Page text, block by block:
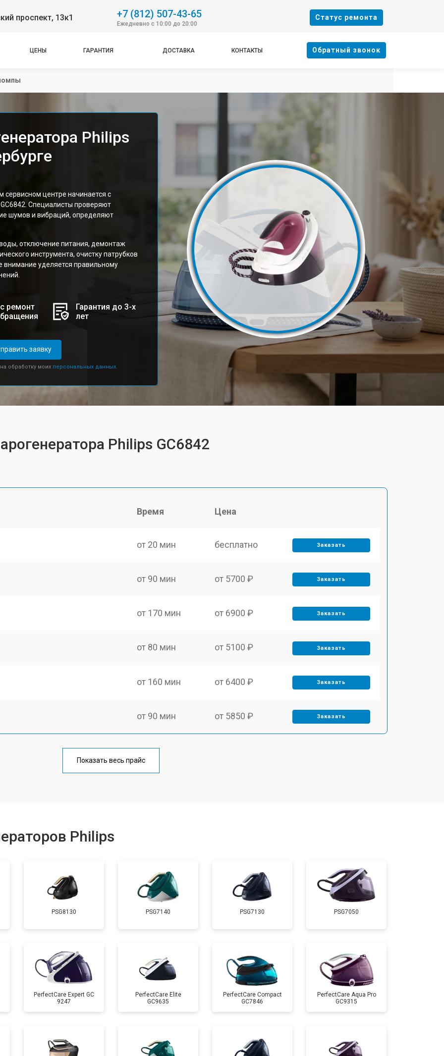
проспект, 13к1 +7 (812) 507-43-65
Ежедневно с 10:00 до 20:00
Cтатус ремонта
ЦЕНЫ ГАРАНТИЯ ДОСТАВКА КОНТАКТЫ Oбратный звонок
Philips
центре начинается с
Специалисты проверяют
шумов и вибраций, определяют
отключение питания, демонтаж
инструмента, очистку патрубков
внимание уделяется правильному
ремонт
Гарантия до 3-х
лет
заявку
обработку моих персональных данных.
Philips GC6842
Время Цена
от 20 мин бесплатно Заказать
от 90 мин от 5700 ₽ Заказать
от 170 мин от 6900 ₽ Заказать
от 80 мин от 5100 ₽ Заказать
от 160 мин от 6400 ₽ Заказать
от 90 мин от 5850 ₽ Заказать
от 70 мин
от 70 мин от 4150 ₽ Заказать
от 80 мин от 4700 ₽ Заказать
от 150 мин от 5850 ₽ Заказать
Показать весь прайс
Philips
PSG8130 PSG7140 PSG7130 PSG7050
PerfectCare Expert GC
9247
PerfectCare Elite
GC9635
PerfectCare Compact
GC7846
PerfectCare Aqua Pro
GC9315